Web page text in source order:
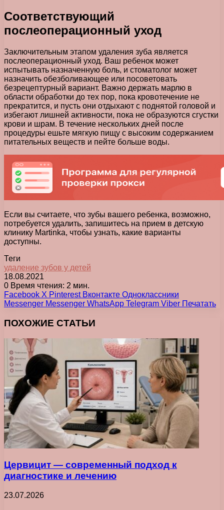
Соответствующий
послеоперационный уход
Заключительным этапом удаления зуба является
послеоперационный уход. Ваш ребенок может
испытывать назначенную боль, и стоматолог может
назначить обезболивающее или посоветовать
безрецептурный вариант. Важно держать марлю в
области обработки до тех пор, пока кровотечение не
прекратится, и пусть они отдыхают с поднятой головой и
избегают лишней активности, пока не образуются сгустки
крови и шрам. В течение нескольких дней после
процедуры ешьте мягкую пищу с высоким содержанием
питательных веществ и пейте больше воды.
Если вы считаете, что зубы вашего ребенка, возможно,
потребуется удалить, запишитесь на прием в детскую
клинику Martinka, чтобы узнать, какие варианты
доступны.
Теги
удаление зубов у детей
18.08.2021
0 Время чтения: 2 мин.
Facebook X Pinterest Вконтакте Одноклассники
Messenger Messenger WhatsApp Telegram Viber Печатать
ПОХОЖИЕ СТАТЬИ
Цервицит — современный подход к
диагностике и лечению
23.07.2026